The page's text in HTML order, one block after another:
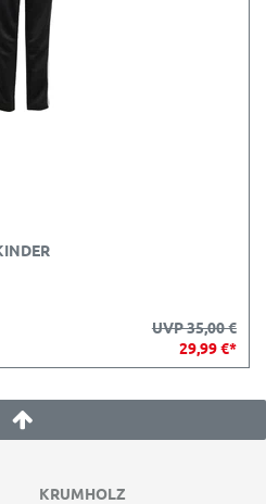
UVP 35,00 €
29,99 €*
KRUMHOLZ